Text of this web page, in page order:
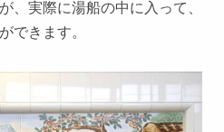
、実際に湯船の中に入って、
できます。